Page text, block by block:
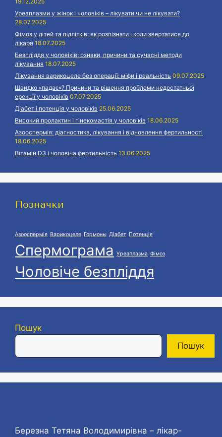
Уреаплазми у жінок і чоловіків – лікувати чи не лікувати?
28.07.2025
Фімоз у дітей та підлітків: як розпізнати і коли звертатися до
лікаря 18.07.2025
Безпліддя у чоловіків: ознаки, причини та сучасні методи
лікування 18.07.2025
Лікування варикоцеле без операції: міфи і реальність 09.07.2025
Швидко «падає»? Причини та рішення проблеми недостатньої
ерекції у чоловіків 07.07.2025
Діабет і потенція у чоловіків 25.06.2025
Високий пролактин і гінекомастія у чоловіків 18.06.2025
Азооспермія: діагностика, лікування і відновлення фертильності
18.06.2025
Вітамін D3 і чоловіча фертильність 13.06.2025
Позначки
Азооспермія Варикоцеле Гормоны Діабет Потенція
Спермограма Уреаплазма Фімоз
Чоловіче безпліддя
Пошук
Пошук
Березна Тетяна Володимирівна – лікар-